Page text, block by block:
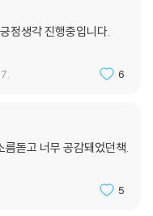
정생각 진행중입니다.
6
름돋고 너무 공감돼었던책.
5